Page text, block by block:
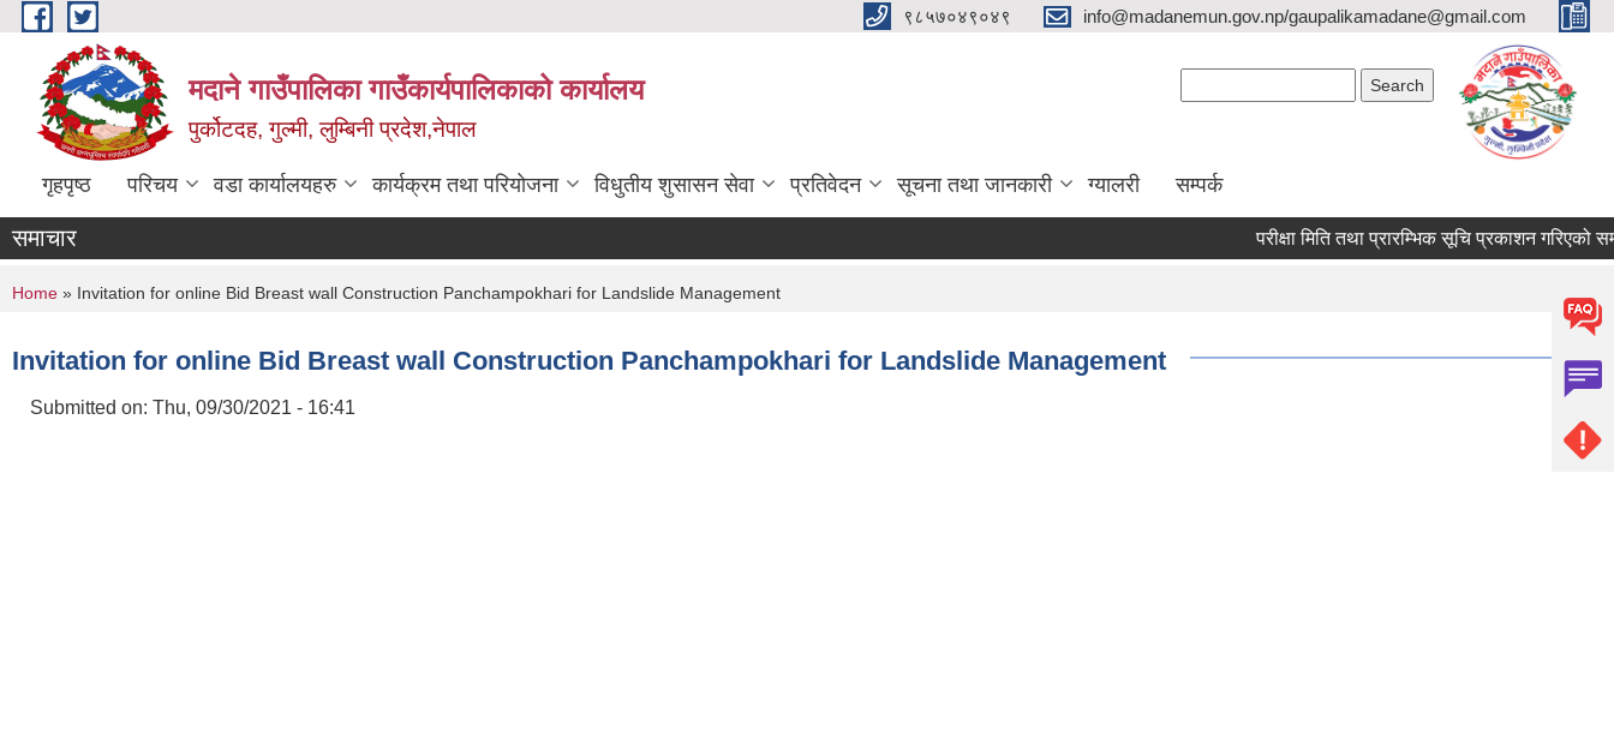
Skip to main content ९८५७०४९०४९ info@madanemun.gov.np/gaupalikamadane@gmail.com
मदाने गाउँपालिका गाउँकार्यपालिकाको कार्यालय
पुर्कोटदह, गुल्मी, लुम्बिनी प्रदेश,नेपाल
गृहपृष्ठ परिचय वडा कार्यालयहरु कार्यक्रम तथा परियोजना विधुतीय शुसासन सेवा प्रतिवेदन सूचना तथा जानकारी ग्यालरी सम्पर्क
समाचार परीक्षा मिति तथा प्रारम्भिक सूचि प्रकाशन गरिएको
You are here
Home » Invitation for online Bid Breast wall Construction Panchampokhari for Landslide Management
Invitation for online Bid Breast wall Construction Panchampokhari for Landslide Management
Submitted on: Thu, 09/30/2021 - 16:41